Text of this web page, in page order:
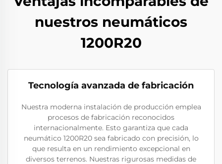
nuestros neumáticos
1200R20
Tecnología avanzada de fabricación
Nuestra moderna instalación de producción emplea
procesos de fabricación reconocidos
internacionalmente. Esto garantiza que cada
neumático 1200R20 sea fabricado con precisión, lo
que resulta en un rendimiento excepcional en
diversos terrenos. Nuestras rigurosas medidas de